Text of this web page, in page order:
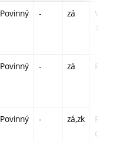
Povinný - zá
VD -
156
Povinný - zá P - 13
Povinný - zá,zk
P -
C1 -